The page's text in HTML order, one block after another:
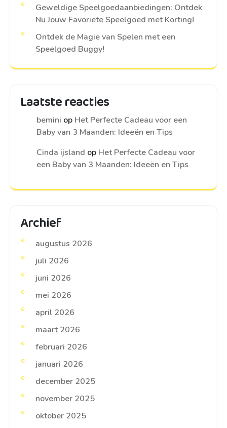
Geweldige Speelgoedaanbiedingen: Ontdek
Nu Jouw Favoriete Speelgoed met Korting!
Ontdek de Magie van Spelen met een
Speelgoed Buggy!
Laatste reacties
bemini op Het Perfecte Cadeau voor een
Baby van 3 Maanden: Ideeën en Tips
Cinda ijsland op Het Perfecte Cadeau voor
een Baby van 3 Maanden: Ideeën en Tips
Archief
augustus 2026
juli 2026
juni 2026
mei 2026
april 2026
maart 2026
februari 2026
januari 2026
december 2025
november 2025
oktober 2025